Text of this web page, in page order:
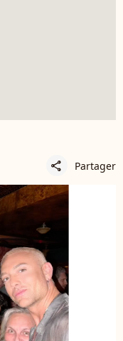
share Partager